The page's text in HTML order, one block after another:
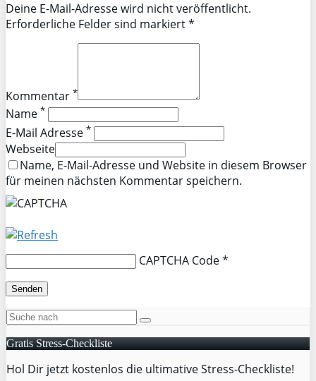
Deine E-Mail-Adresse wird nicht veröffentlicht.
Erforderliche Felder sind markiert *
Kommentar *
Name *
E-Mail Adresse *
Webseite
Name, E-Mail-Adresse und Website in diesem Browser
für meinen nächsten Kommentar speichern.
CAPTCHA Code*
Gratis Stress-Checkliste
Hol Dir jetzt kostenlos die ultimative Stress-Checkliste!